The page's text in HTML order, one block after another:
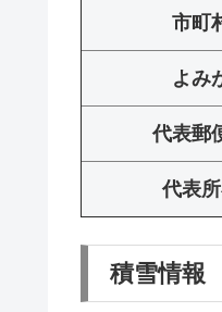
市町
よみ
代表郵
代表
積雪情報